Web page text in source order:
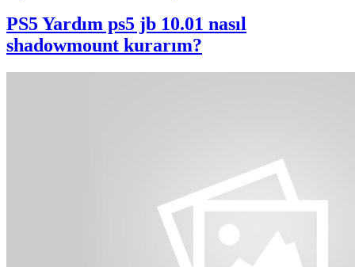
PS5 Yardım ps5 jb 10.01 nasıl
shadowmount kurarım?